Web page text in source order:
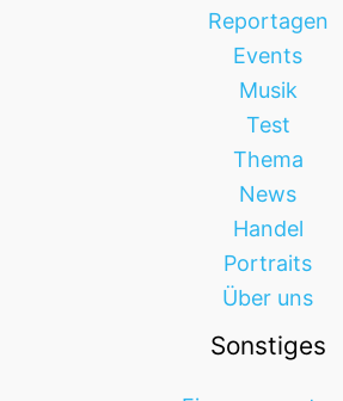
Reportagen
Events
Musik
Test
Thema
News
Handel
Portraits
Über uns
Sonstiges